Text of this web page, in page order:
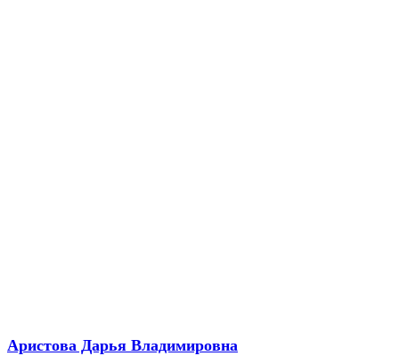
Аристова Дарья Владимировна